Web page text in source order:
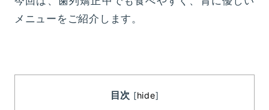
メニューをご紹介します。
目次 [hide]